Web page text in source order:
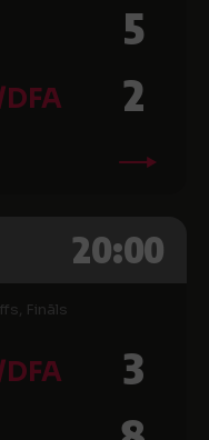
5
2
20:00
Fināls
3